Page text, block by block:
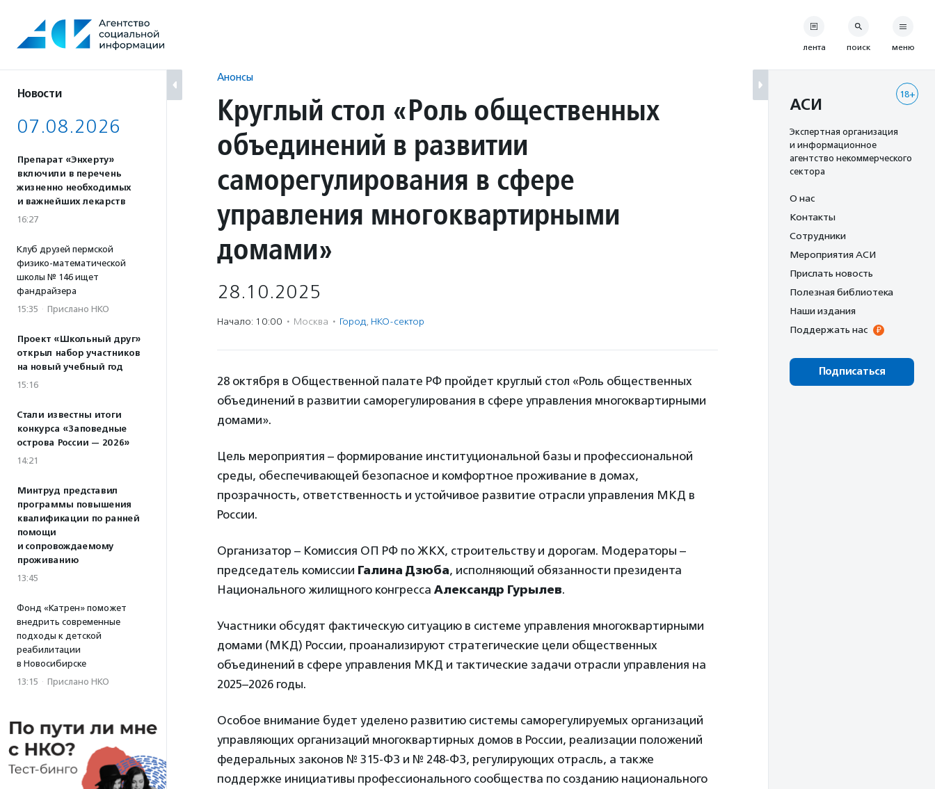
содержанию
Новости
07.08.2026
Препарат «Энхерту»
включили в перечень
жизненно необходимых
и важнейших лекарств
16:27
Клуб друзей пермской
физико-математической
школы № 146 ищет
фандрайзера
15:35 · Прислано НКО
Проект «Школьный друг»
открыл набор участников
на новый учебный год
15:16
Стали известны итоги
конкурса «Заповедные
острова России — 2026»
14:21
Минтруд представил
программы повышения
квалификации по ранней
помощи
и сопровождаемому
проживанию
13:45
Фонд «Катрен» поможет
внедрить современные
подходы к детской
реабилитации
в Новосибирске
13:15 · Прислано НКО
Анонсы
Круглый стол «Роль общественных
объединений в развитии
саморегулирования в сфере
управления многоквартирными
домами»
28.10.2025
Начало: 10:00 · Москва · Город, НКО-сектор
28 октября в Общественной палате РФ пройдет круглый стол «Роль общественных
объединений в развитии саморегулирования в сфере управления многоквартирными
домами».
Цель мероприятия – формирование институциональной базы и профессиональной
среды, обеспечивающей безопасное и комфортное проживание в домах,
прозрачность, ответственность и устойчивое развитие отрасли управления МКД в
России.
Организатор – Комиссия ОП РФ по ЖКХ, строительству и дорогам. Модераторы –
председатель комиссии Галина Дзюба, исполняющий обязанности президента
Национального жилищного конгресса Александр Гурылев.
Участники обсудят фактическую ситуацию в системе управления многоквартирными
домами (МКД) России, проанализируют стратегические цели общественных
объединений в сфере управления МКД и тактические задачи отрасли управления на
2025–2026 годы.
Особое внимание будет уделено развитию системы саморегулируемых организаций
управляющих организаций многоквартирных домов в России, реализации положений
федеральных законов № 315-ФЗ и № 248-ФЗ, регулирующих отрасль, а также
поддержке инициативы профессионального сообщества по созданию национального
лента поиск меню
18+
АСИ
Экспертная организация
и информационное
агентство некоммерческого
сектора
О нас
Контакты
Сотрудники
Мероприятия АСИ
Прислать новость
Полезная библиотека
Наши издания
Поддержать нас
Подписаться